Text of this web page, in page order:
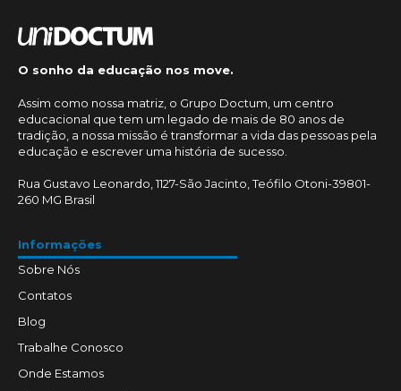
O sonho da educação nos move.
Assim como nossa matriz, o Grupo Doctum, um centro
educacional que tem um legado de mais de 80 anos de
tradição, a nossa missão é transformar a vida das pessoas pela
educação e escrever uma história de sucesso.
Rua Gustavo Leonardo, 1127-São Jacinto, Teófilo Otoni-39801-
260 MG Brasil
Informações
Sobre Nós
Contatos
Blog
Trabalhe Conosco
Onde Estamos